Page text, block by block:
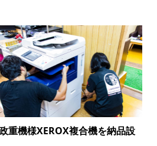
重機様XEROX複合機を納品設